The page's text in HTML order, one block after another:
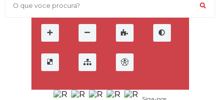
O que voce procura?
Siga-nos